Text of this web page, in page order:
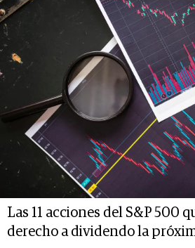
Las 11 acciones del S&P 500
derecho a dividendo la